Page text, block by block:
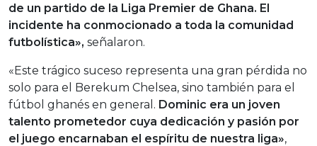
de un partido de la Liga Premier de Ghana. El
incidente ha conmocionado a toda la comunidad
futbolística», señalaron.
«Este trágico suceso representa una gran pérdida no
solo para el Berekum Chelsea, sino también para el
fútbol ghanés en general. Dominic era un joven
talento prometedor cuya dedicación y pasión por
el juego encarnaban el espíritu de nuestra liga»,